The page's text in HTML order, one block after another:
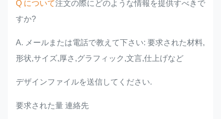
Q について注文の際にどのような情報を提供すべきで
すか?
A. メールまたは電話で教えて下さい: 要求された材料,
形状,サイズ,厚さ,グラフィック,文言,仕上げなど
デザインファイルを送信してください.
要求された量 連絡先